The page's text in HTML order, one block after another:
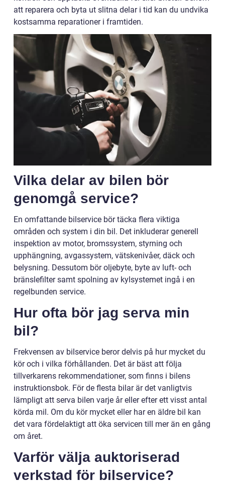
att reparera och byta ut slitna delar i tid kan du undvika
kostsamma reparationer i framtiden.
Vilka delar av bilen bör
genomgå service?
En omfattande bilservice bör täcka flera viktiga
områden och system i din bil. Det inkluderar generell
inspektion av motor, bromssystem, styrning och
upphängning, avgassystem, vätskenivåer, däck och
belysning. Dessutom bör oljebyte, byte av luft- och
bränslefilter samt spolning av kylsystemet ingå i en
regelbunden service.
Hur ofta bör jag serva min
bil?
Frekvensen av bilservice beror delvis på hur mycket du
kör och i vilka förhållanden. Det är bäst att följa
tillverkarens rekommendationer, som finns i bilens
instruktionsbok. För de flesta bilar är det vanligtvis
lämpligt att serva bilen varje år eller efter ett visst antal
körda mil. Om du kör mycket eller har en äldre bil kan
det vara fördelaktigt att öka servicen till mer än en gång
om året.
Varför välja auktoriserad
verkstad för bilservice?